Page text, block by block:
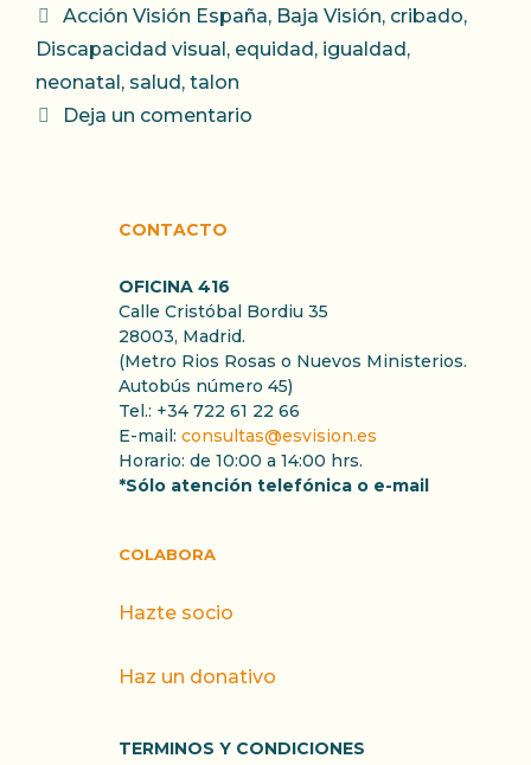
Etiquetas
Acción Visión España, Baja Visión, cribado,
Discapacidad visual , equidad , igualdad ,
neonatal , salud , talon
Deja un comentario
CONTACTO
OFICINA 416
Calle Cristóbal Bordiu 35
28003, Madrid.
(Metro Rios Rosas o Nuevos Ministerios.
Autobús número 45)
Tel.: +34 722 61 22 66
E-mail: consultas@esvision.es
Horario: de 10:00 a 14:00 hrs.
*Sólo atención telefónica o e-mail
COLABORA
Hazte socio
Haz un donativo
TERMINOS Y CONDICIONES